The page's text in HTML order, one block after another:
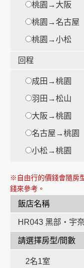
桃園→大阪
桃園→名古屋
桃園→小松
回程
成田→桃園
羽田→松山
大阪→桃園
名古屋→桃園
小松→桃園
※自由行的價錢會隨房
錢來參考。
飯店名稱
HR043 黑部‧宇
請選擇房型/間數
2名1室